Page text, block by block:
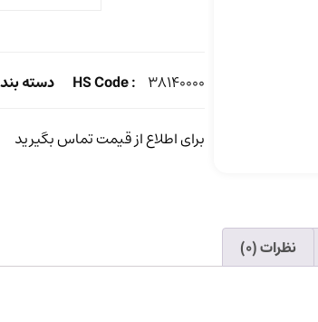
HS Code : ۳۸۱۴۰۰۰۰ دسته
برای اطلاع از قیمت تماس بگیرید
نظرات (۰)